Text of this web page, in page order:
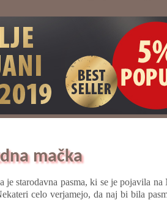
mačka
je starodavna pasma, ki se je pojavila na
celo verjamejo, da naj bi bila